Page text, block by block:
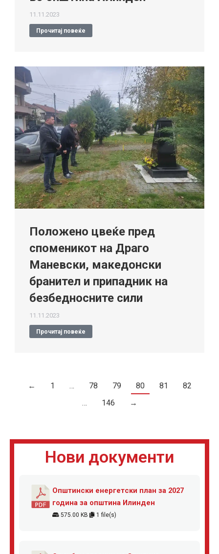
11.11.2023
Прочитај повеќе
Положено цвеќе пред
споменикот на Драго
Маневски, македонски
бранител и припадник на
безбедносните сили
11.11.2023
Прочитај повеќе
← 1 … 78 79 80 81
82
…
146 →
Нови документи
Општински енергетски план за 2027
година за општина Илинден
575.00 KB 1 file(s)